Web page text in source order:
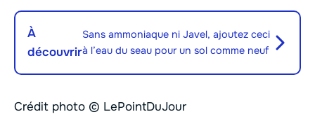
À
découvrir
Sans ammoniaque ni Javel, ajoutez ceci
à l’eau du seau pour un sol comme neuf
Crédit photo © LePointDuJour